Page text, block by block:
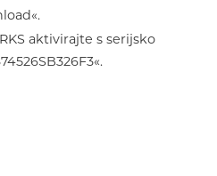
aktivirajte s serijsko